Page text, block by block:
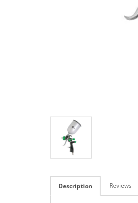
Description Reviews